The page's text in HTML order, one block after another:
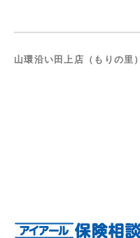
山環沿い田上店（もりの里）